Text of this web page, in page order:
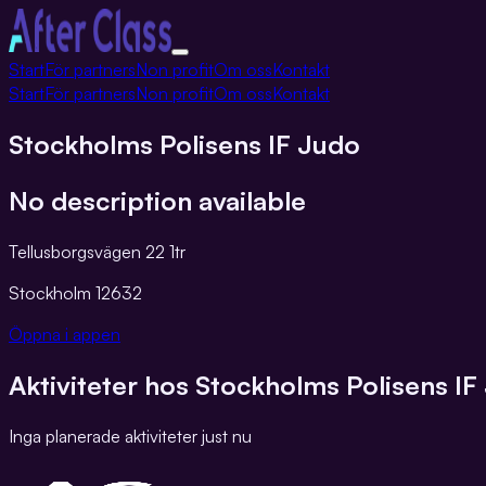
Växla
navigation
StartFör partnersNon profitOm ossKontakt
StartFör partnersNon profitOm ossKontakt
Stockholms Polisens IF Judo
No description available
Tellusborgsvägen 22 1tr
Stockholm 12632
Öppna i appen
Aktiviteter hos Stockholms Polisens
Inga planerade aktiviteter just nu